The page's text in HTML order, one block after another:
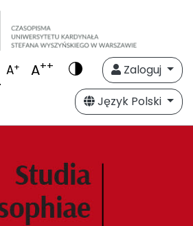
A+ A++
Zaloguj
Język Polski